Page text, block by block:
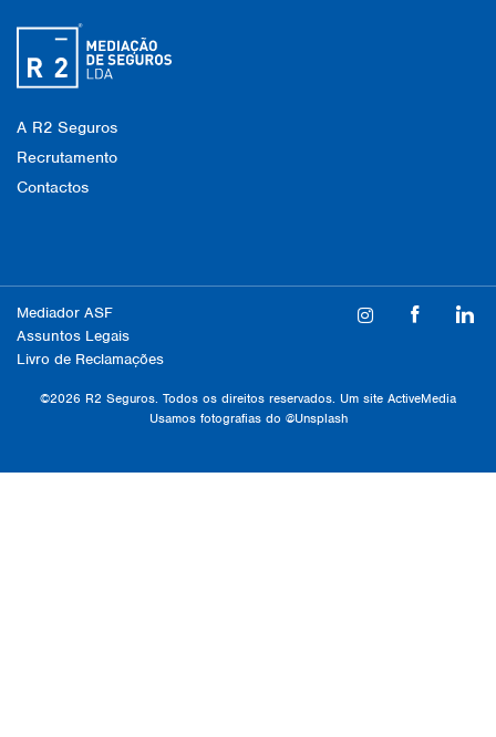
A R2 Seguros
Recrutamento
Contactos
Mediador ASF
Assuntos Legais
Livro de Reclamações
©2026 R2 Seguros. Todos os direitos reservados. Um site ActiveMedia
Usamos fotografias do @Unsplash